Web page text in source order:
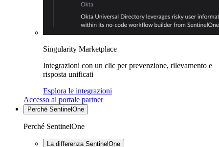
Singularity Marketplace
Integrazioni con un clic per prevenzione, rilevamento e
risposta unificati
Esplora le integrazioni
Accesso al portale partner
Perché SentinelOne
Perché SentinelOne
La differenza SentinelOne